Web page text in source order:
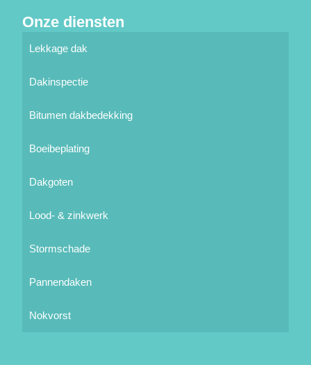
Onze diensten
Lekkage dak
Dakinspectie
Bitumen dakbedekking
Boeibeplating
Dakgoten
Lood- & zinkwerk
Stormschade
Pannendaken
Nokvorst